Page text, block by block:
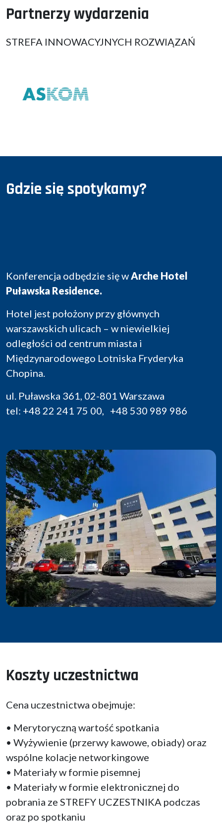
Partnerzy wydarzenia
STREFA INNOWACYJNYCH ROZWIĄZAŃ
Gdzie się spotykamy?
Konferencja odbędzie się wArche Hotel
Puławska Residence.
Hotel jest położony przy głównych
warszawskich ulicach – w niewielkiej
odległości od centrum miasta i
Międzynarodowego Lotniska Fryderyka
Chopina.
ul. Puławska 361, 02-801 Warszawa
tel: +48 22 241 75 00, +48 530 989 986
Koszty uczestnictwa
Cena uczestnictwa obejmuje:
• Merytoryczną wartość spotkania
• Wyżywienie (przerwy kawowe, obiady) oraz
wspólne kolacje networkingowe
• Materiały w formie pisemnej
• Materiały w formie elektronicznej do
pobrania ze STREFY UCZESTNIKA podczas
oraz po spotkaniu